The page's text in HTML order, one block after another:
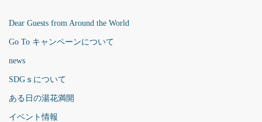
Dear Guests from Around the World
Go To キャンペーンについて
news
SDGｓについて
ある日の湯花満開
イベント情報